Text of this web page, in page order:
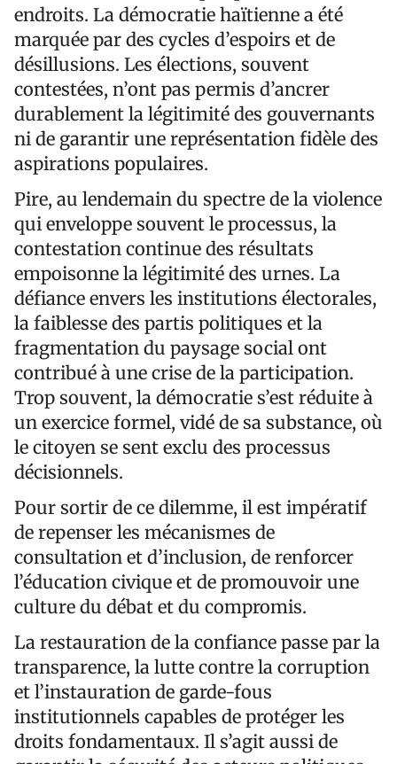
endroits. La démocratie haïtienne a été
marquée par des cycles d’espoirs et de
désillusions. Les élections, souvent
contestées, n’ont pas permis d’ancrer
durablement la légitimité des gouvernants
ni de garantir une représentation fidèle des
aspirations populaires.
Pire, au lendemain du spectre de la violence
qui enveloppe souvent le processus, la
contestation continue des résultats
empoisonne la légitimité des urnes. La
défiance envers les institutions électorales,
la faiblesse des partis politiques et la
fragmentation du paysage social ont
contribué à une crise de la participation.
Trop souvent, la démocratie s’est réduite à
un exercice formel, vidé de sa substance, où
le citoyen se sent exclu des processus
décisionnels.
Pour sortir de ce dilemme, il est impératif
de repenser les mécanismes de
consultation et d’inclusion, de renforcer
l’éducation civique et de promouvoir une
culture du débat et du compromis.
La restauration de la confiance passe par la
transparence, la lutte contre la corruption
et l’instauration de garde-fous
institutionnels capables de protéger les
droits fondamentaux. Il s’agit aussi de